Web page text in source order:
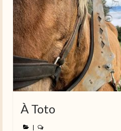
À Toto
|